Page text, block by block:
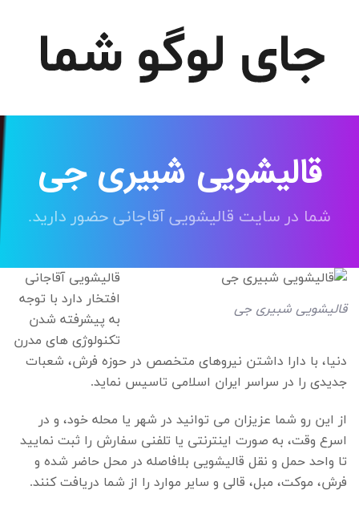
قالیشویی شبیری جی
شما در سایت قالیشویی آقاجانی حضور دارید.
قالیشویی شبیری جی
قالیشویی آقاجانی
افتخار دارد با توجه
به پیشرفته شدن
تکنولوژی های مدرن
دنیا، با دارا داشتن نیروهای متخصص در حوزه فرش، شعبات
جدیدی را در سراسر ایران اسلامی تاسیس نماید.
از این رو شما عزیزان می توانید در شهر یا محله خود، و در
اسرع وقت، به صورت اینترنتی یا تلفنی سفارش را ثبت نمایید
تا واحد حمل و نقل قالیشویی بلافاصله در محل حاضر شده و
فرش، موکت، مبل، قالی و سایر موارد را از شما دریافت کنند.